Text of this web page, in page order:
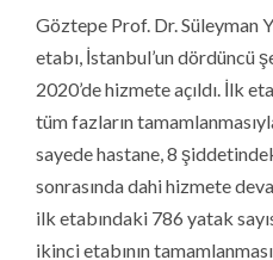
Göztepe Prof. Dr. Süleyman
etabı, İstanbul’un dördüncü
2020’de hizmete açıldı. İlk
tüm fazların
sayede hastane, 8
sonrasında dahi hizmete
ilk etabındaki 786 yatak
ikinci etabının